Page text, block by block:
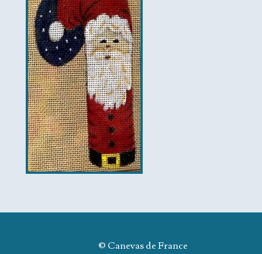
© Canevas de France